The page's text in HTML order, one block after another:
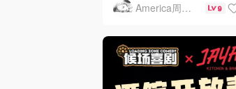
America周末快讯 9